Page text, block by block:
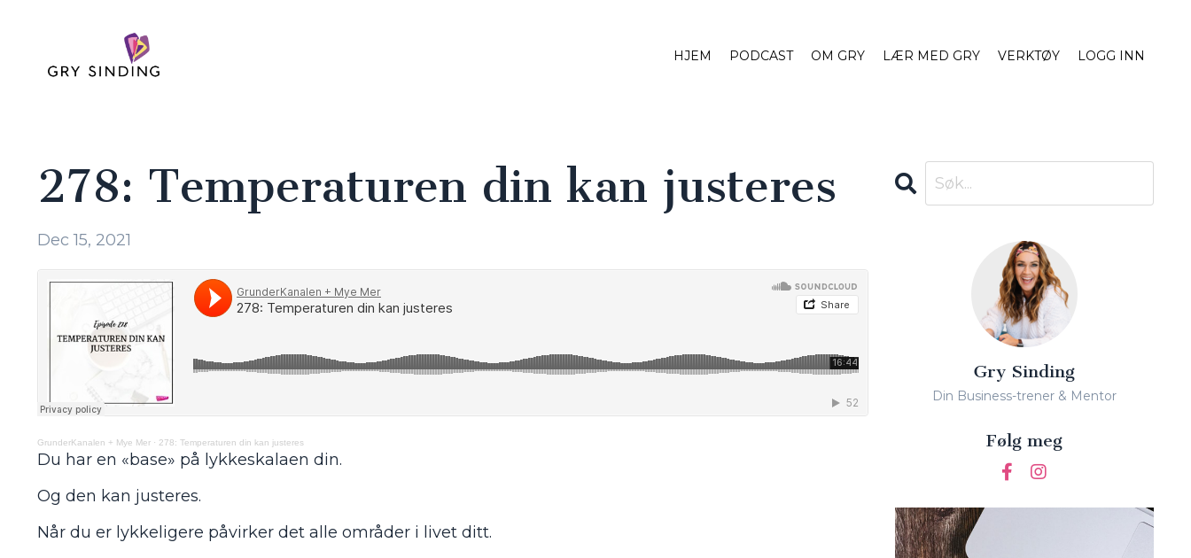
HJEM PODCAST OM GRY LÆR MED GRY VERKTØY LOGG INN
278: Temperaturen din kan justeres
Dec 15, 2021
GrunderKanalen + Mye Mer · 278: Temperaturen din kan justeres
Du har en «base» på lykkeskalaen din.
Og den kan justeres.
Når du er lykkeligere påvirker det alle områder i livet ditt.
Gry Sinding
Din Business-trener & Mentor
Følg meg